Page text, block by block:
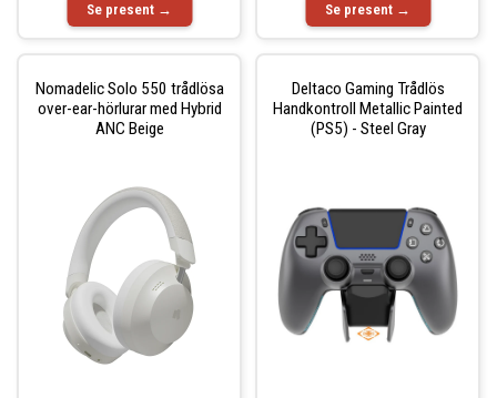
Se present → Se present →
Nomadelic Solo 550 trådlösa
over-ear-hörlurar med Hybrid
ANC Beige
Deltaco Gaming Trådlös
Handkontroll Metallic Painted
(PS5) - Steel Gray